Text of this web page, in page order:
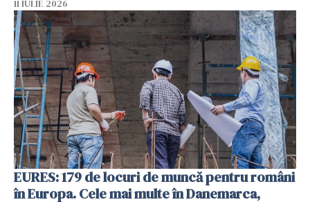
11 IULIE 2026
EURES: 179 de locuri de muncă pentru români
în Europa. Cele mai multe în Danemarca,